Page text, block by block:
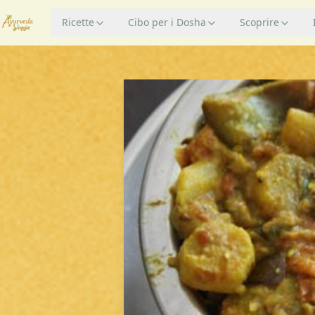
Ricette Cibo per i Dosha Scoprire